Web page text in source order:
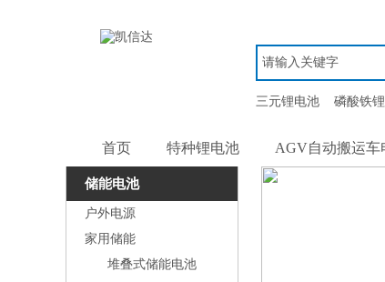
三元锂电池 磷酸铁
首页 特种锂电池 AGV自动搬运车
储能电池
户外电源
家用储能
堆叠式储能电池